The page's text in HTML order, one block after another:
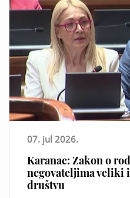
07. jul 2026.
Karanac: Zakon o
negovateljima veliki
društvu